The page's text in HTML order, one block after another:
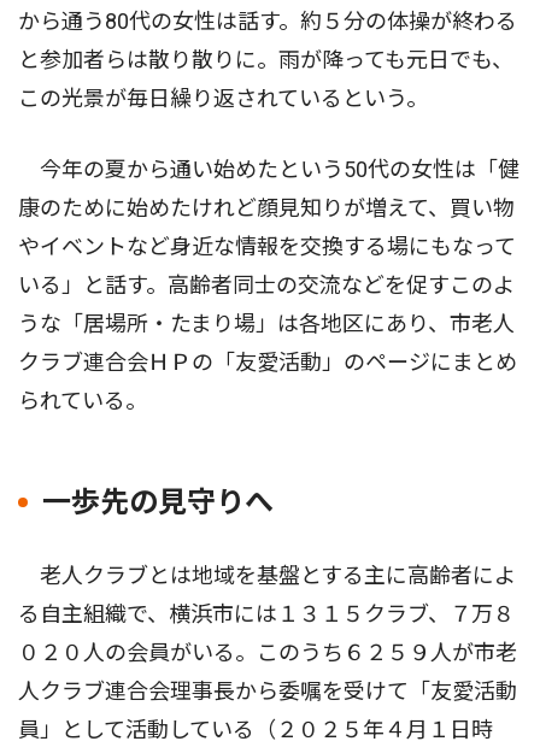
から通う80代の女性は話す。約５分の体操が終わる
と参加者らは散り散りに。雨が降っても元日でも、
この光景が毎日繰り返されているという。
今年の夏から通い始めたという50代の女性は「健
康のために始めたけれど顔見知りが増えて、買い物
やイベントなど身近な情報を交換する場にもなって
いる」と話す。高齢者同士の交流などを促すこのよ
うな「居場所・たまり場」は各地区にあり、市老人
クラブ連合会ＨＰの「友愛活動」のページにまとめ
られている。
一歩先の見守りへ
老人クラブとは地域を基盤とする主に高齢者によ
る自主組織で、横浜市には１３１５クラブ、７万８
０２０人の会員がいる。このうち６２５９人が市老
人クラブ連合会理事長から委嘱を受けて「友愛活動
員」として活動している（２０２５年４月１日時